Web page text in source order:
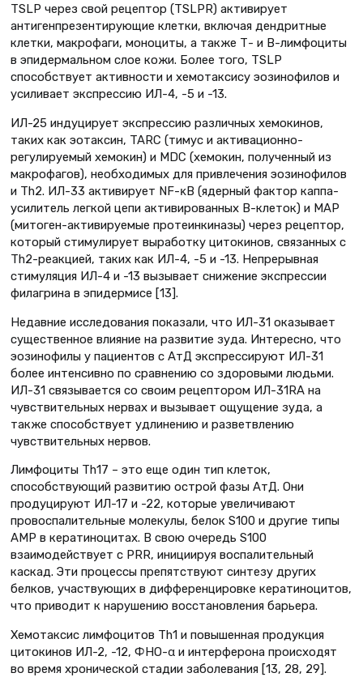
TSLP через свой рецептор (TSLPR) активирует
антигенпрезентирующие клетки, включая дендритные
клетки, макрофаги, моноциты, а также Т- и В-лимфоциты
в эпидермальном слое кожи. Более того, TSLP
способствует активности и хемотаксису эозинофилов и
усиливает экспрессию ИЛ-4, -5 и -13.
ИЛ-25 индуцирует экспрессию различных хемокинов,
таких как эотаксин, TARC (тимус и активационно-
регулируемый хемокин) и MDC (хемокин, полученный из
макрофагов), необходимых для привлечения эозинофилов
и Th2. ИЛ-33 активирует NF-κB (ядерный фактор каппа-
усилитель легкой цепи активированных В-клеток) и MAP
(митоген-активируемые протеинкиназы) через рецептор,
который стимулирует выработку цитокинов, связанных с
Th2-реакцией, таких как ИЛ-4, -5 и -13. Непрерывная
стимуляция ИЛ-4 и -13 вызывает снижение экспрессии
филагрина в эпидермисе [13].
Недавние исследования показали, что ИЛ-31 оказывает
существенное влияние на развитие зуда. Интересно, что
эозинофилы у пациентов с АтД экспрессируют ИЛ-31
более интенсивно по сравнению со здоровыми людьми.
ИЛ-31 связывается со своим рецептором ИЛ-31RA на
чувствительных нервах и вызывает ощущение зуда, а
также способствует удлинению и разветвлению
чувствительных нервов.
Лимфоциты Th17 – это еще один тип клеток,
способствующий развитию острой фазы АтД. Они
продуцируют ИЛ-17 и -22, которые увеличивают
провоспалительные молекулы, белок S100 и другие типы
AMP в кератиноцитах. В свою очередь S100
взаимодействует с PRR, инициируя воспалительный
каскад. Эти процессы препятствуют синтезу других
белков, участвующих в дифференцировке кератиноцитов,
что приводит к нарушению восстановления барьера.
Хемотаксис лимфоцитов Th1 и повышенная продукция
цитокинов ИЛ-2, -12, ФНО-α и интерферона происходят
во время хронической стадии заболевания [13, 28, 29].